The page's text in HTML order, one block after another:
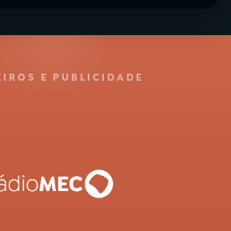
E PUBLICIDADE